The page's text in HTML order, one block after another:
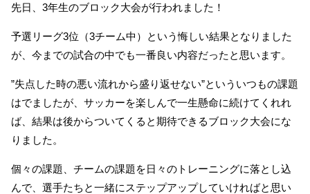
先日、3年生のブロック大会が行われました！
予選リーグ3位（3チーム中）という悔しい結果となりました
が、今までの試合の中でも一番良い内容だったと思います。
”失点した時の悪い流れから盛り返せない”といういつもの課題
はでましたが、サッカーを楽しんで一生懸命に続けてくれれ
ば、結果は後からついてくると期待できるブロック大会にな
りました。
個々の課題、チームの課題を日々のトレーニングに落とし込
んで、選手たちと一緒にステップアップしていければと思い